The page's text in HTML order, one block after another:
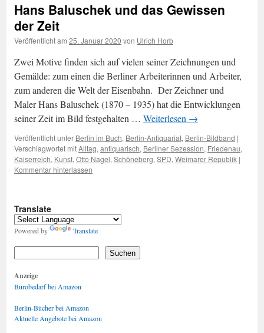
Hans Baluschek und das Gewissen
der Zeit
Veröffentlicht am 25. Januar 2020 von Ulrich Horb
Zwei Motive finden sich auf vielen seiner Zeichnungen und
Gemälde: zum einen die Berliner Arbeiterinnen und Arbeiter,
zum anderen die Welt der Eisenbahn. Der Zeichner und
Maler Hans Baluschek (1870 – 1935) hat die Entwicklungen
seiner Zeit im Bild festgehalten … Weiterlesen →
Veröffentlicht unter Berlin im Buch, Berlin-Antiquariat, Berlin-Bildband |
Verschlagwortet mitAlltag, antiquarisch, Berliner Sezession, Friedenau,
Kaiserreich, Kunst, Otto Nagel, Schöneberg, SPD, Weimarer Republik |
Kommentar hinterlassen
Translate
Powered by Translate
Suchen
Anzeige
Bürobedarf bei Amazon
Berlin-Bücher bei Amazon
Aktuelle Angebote bei Amazon